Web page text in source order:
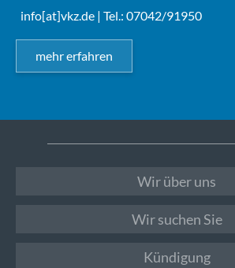
info[at]vkz.de | Tel.: 07042/91950
mehr erfahren
Wir über uns
Wir suchen Sie
Kündigung